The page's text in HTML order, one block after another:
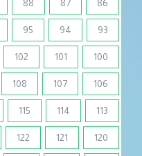
86
87
88
93
94
95
100
101
102
106
107
108
113
114
115
120
121
122